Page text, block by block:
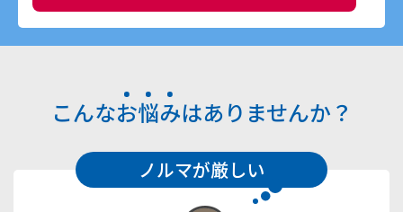
こんなお悩みはありませんか？
ノルマが厳しい